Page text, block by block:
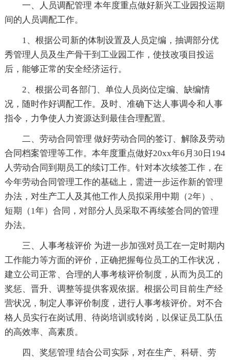
一、人员调配管理 本年度重点做好新兴工业园投运期
间的人员调配工作。
1、根据公司新的体制设置及人员定编，抽调部分优
秀管理人员及生产骨干到工业园工作，使技改项目投运
后，能够正常的安全经济运行。
2、根据公司各部门、单位人员岗位定编、缺编情
况，随时作好调配工作。及时、准确下达人事调令和人事
指令，力争使人力资源达到最佳合理配置。
二、劳动合同管理 做好劳动合同的签订、解除及劳动
合同档案管理等工作。本年度重点做好20xx年6月30日194
人劳动合同到期员工的续订工作。针对本次续签工作，在
今年劳动合同管理工作的基础上，需进一步运作新的管理
办法，对生产工人及其他工作人员拟采用中期（2年）、
短期（1年）合同，对部分人员采取不再续签合同的管理
办法。
三、人事考核评价 为进一步加强对员工在一定时期内
工作能力等方面的评价，正确把握每位员工的工作状况，
建立公司正常、合理的人事考核评价制度，从而为员工的
奖惩、晋升、调整等提供客观依据。根据公司目前生产经
营状况，制定人事评价制度，进行人事考核评价。对不合
格人员实行在岗试用、待岗培训或转岗，以保证员工队伍
的高效率、高素质。
四、奖惩管理 结合公司实际，对在生产、科研、劳